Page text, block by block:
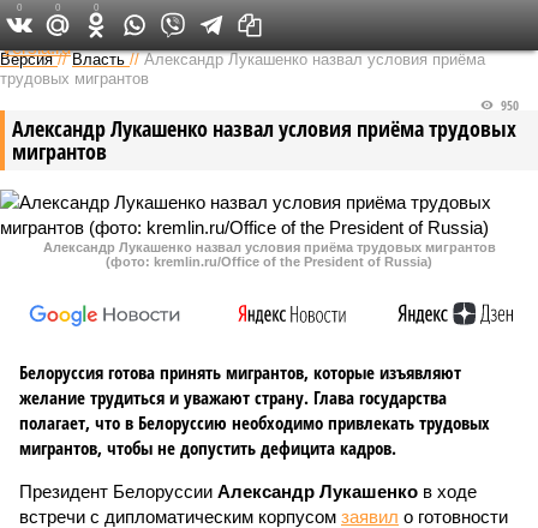
Федеральный выпуск
Версия //Власть //Александр Лукашенко назвал условия приёма
трудовых мигрантов
Александр Лукашенко назвал условия приёма трудовых
мигрантов
950
Александр Лукашенко назвал условия приёма трудовых мигрантов
(фото: kremlin.ru/Office of the President of Russia)
Белоруссия готова принять мигрантов, которые изъявляют
желание трудиться и уважают страну. Глава государства
полагает, что в Белоруссию необходимо привлекать трудовых
мигрантов, чтобы не допустить дефицита кадров.
Президент Белоруссии Александр Лукашенко в ходе
встречи с дипломатическим корпусом заявил о готовности
0 0 0